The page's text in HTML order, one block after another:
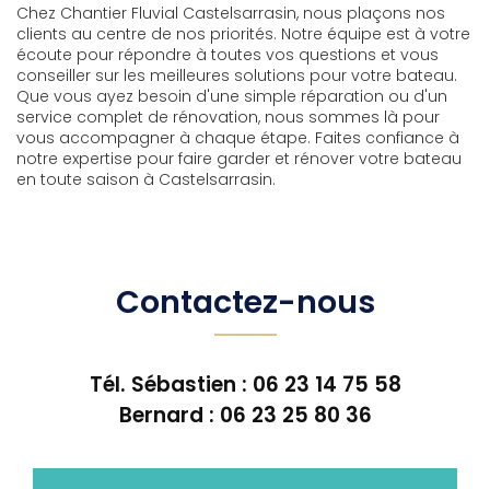
Chez Chantier Fluvial Castelsarrasin, nous plaçons nos
clients au centre de nos priorités. Notre équipe est à votre
écoute pour répondre à toutes vos questions et vous
conseiller sur les meilleures solutions pour votre bateau.
Que vous ayez besoin d'une simple réparation ou d'un
service complet de rénovation, nous sommes là pour
vous accompagner à chaque étape. Faites confiance à
notre expertise pour faire garder et rénover votre bateau
en toute saison à Castelsarrasin.
Contactez-nous
Tél. Sébastien : 06 23 14 75 58
Bernard : 06 23 25 80 36